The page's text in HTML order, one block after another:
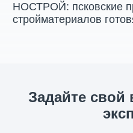
НОСТРОЙ: псковские
стройматериалов
Задайте